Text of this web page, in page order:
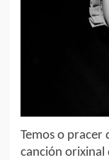
Temos o pracer
canción orixinal